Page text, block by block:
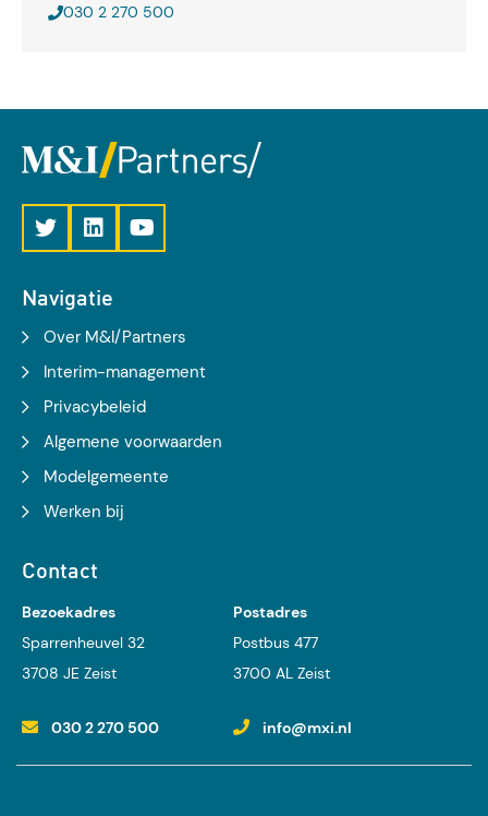
030 2 270 500
Navigatie
Over M&I/Partners
Interim-management
Privacybeleid
Algemene voorwaarden
Modelgemeente
Werken bij
Contact
Bezoekadres
Sparrenheuvel 32
3708 JE Zeist
Postadres
Postbus 477
3700 AL Zeist
030 2 270 500 info@mxi.nl